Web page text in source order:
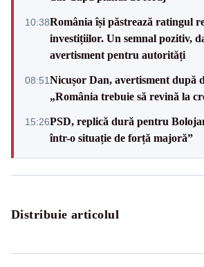
10:38România își păstrează ratingul
investițiilor. Un semnal pozitiv,
avertisment pentru autorități
08:51Nicușor Dan, avertisment după
„România trebuie să revină la
15:26PSD, replică dură pentru
într-o situație de forță majoră”
Distribuie articolul